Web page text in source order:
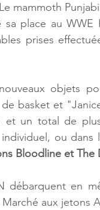
mammoth
place au WWE
prises
objets
basket et
et un total de
ou dans
Bloodline et The
débarquent en
aux jetons